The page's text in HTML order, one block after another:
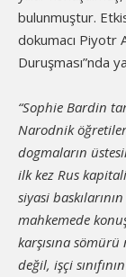
bulunmuştur.
dokumacı Piyotr
Duruşması”nda
“Sophie Bardin
Narodnik
dogmaların
ilk kez Rus
siyasi
mahkemede
karşısına
değil, işçi